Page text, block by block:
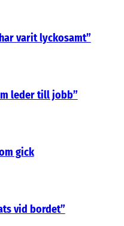
varit lyckosamt”
leder till jobb”
gick
vid bordet”